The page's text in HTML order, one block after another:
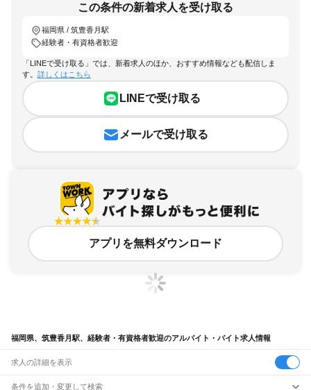
この条件の新着求人を受け取る
福岡県 / 筑豊香月駅
経験者・有資格者歓迎
「LINEで受け取る」では、新着求人のほか、おすすめ情報なども配信しま
す。 詳しくはこちら
LINEで受け取る
メールで受け取る
アプリを無料ダウンロード
福岡県、筑豊香月駅、経験者・有資格者歓迎のアルバイト・バイト求人情報
求人の詳細を表示
条件を追加・変更して検索